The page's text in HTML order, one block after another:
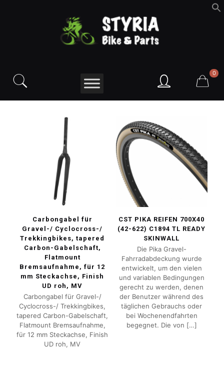
0
Carbongabel für
Gravel-/ Cyclocross-/
Trekkingbikes, tapered
Carbon-Gabelschaft,
Flatmount
Bremsaufnahme, für 12
mm Steckachse, Finish
UD roh, MV
Carbongabel für Gravel-/
Cyclocross-/ Trekkingbikes,
tapered Carbon-Gabelschaft,
Flatmount Bremsaufnahme,
für 12 mm Steckachse, Finish
UD roh, MV
CST PIKA REIFEN 700X40
(42-622) C1894 TL READY
SKINWALL
Die Pika Gravel-
Fahrradabdeckung wurde
entwickelt, um den vielen
und variablen Bedingungen
gerecht zu werden, denen
der Benutzer während des
täglichen Gebrauchs oder
bei Wochenendfahrten
begegnet. Die von […]